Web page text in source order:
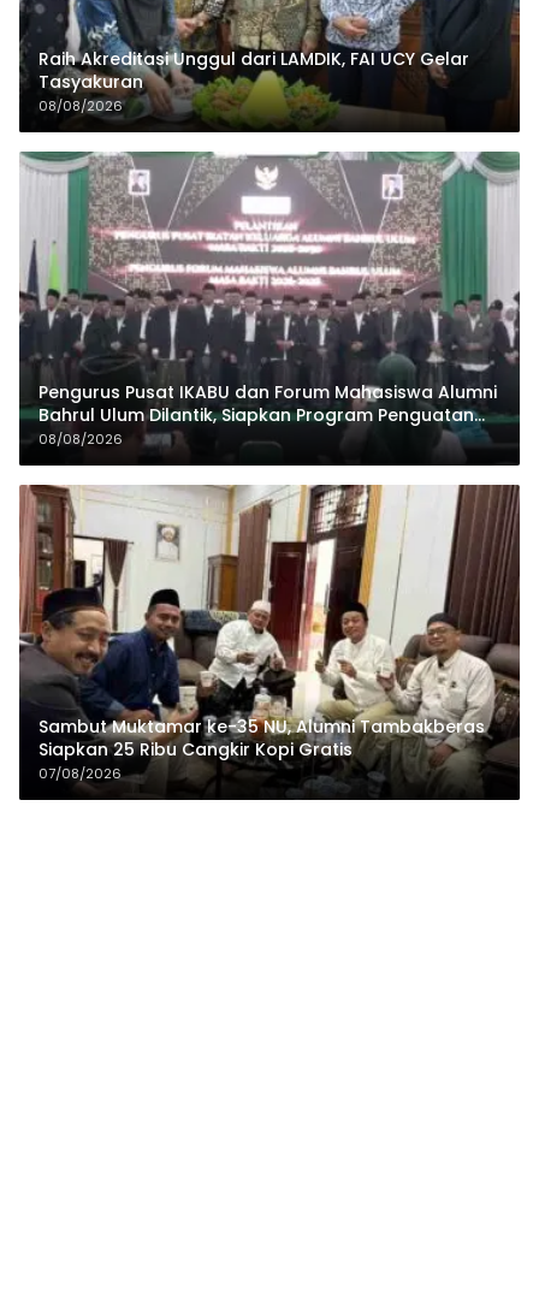
Raih Akreditasi Unggul dari LAMDIK, FAI UCY Gelar
Tasyakuran
08/08/2026
Pengurus Pusat IKABU dan Forum Mahasiswa Alumni
Bahrul Ulum Dilantik, Siapkan Program Penguatan
Organisasi dan Ekonomi
08/08/2026
Sambut Muktamar ke-35 NU, Alumni Tambakberas
Siapkan 25 Ribu Cangkir Kopi Gratis
07/08/2026